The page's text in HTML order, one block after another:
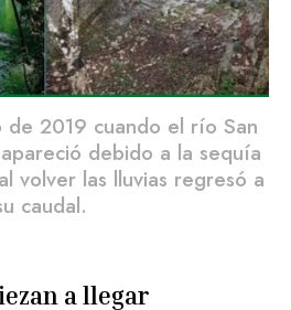
de 2019 cuando el río San
debido a la sequía
volver las lluvias regresó a
caudal.
a llegar